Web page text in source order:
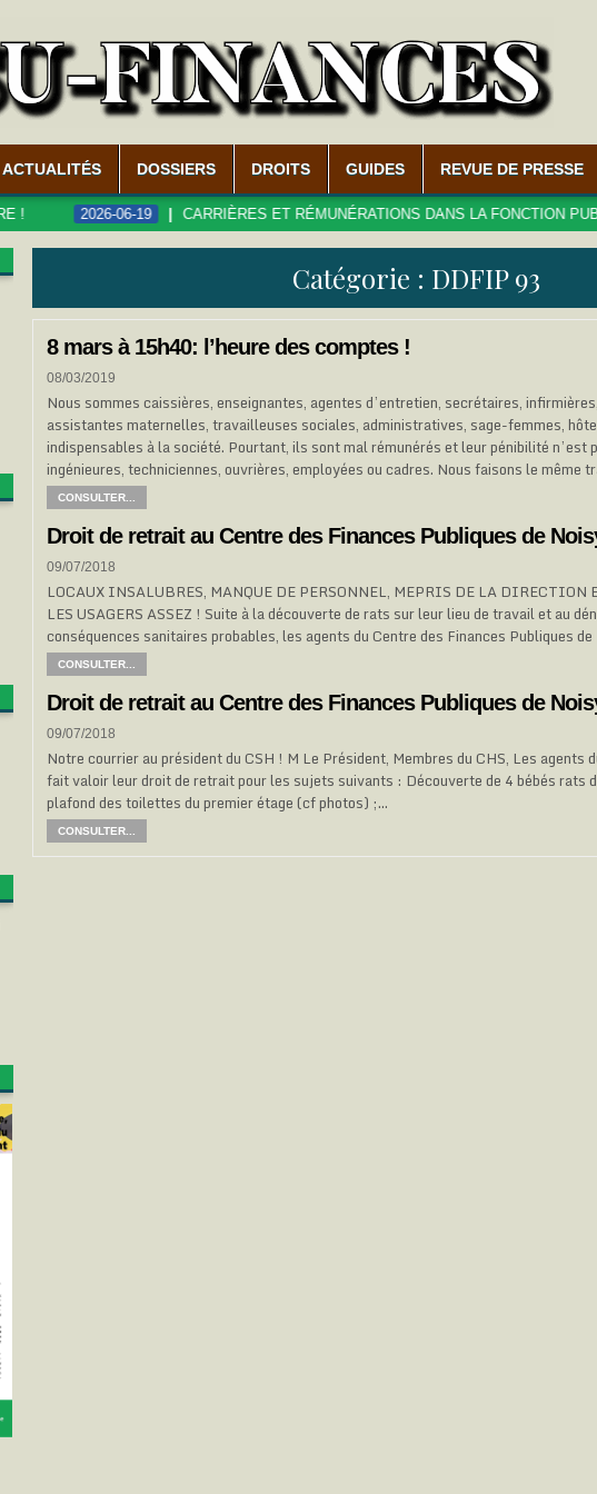
ACTUALITÉS DOSSIERS DROITS GUIDES REVUE DE PRESSE
2026-06-19 CARRIÈRES ET RÉMUNÉRATIONS DANS LA FONCTION
Catégorie : DDFIP 93
8 mars à 15h40: l’heure des comptes !
08/03/2019
Nous sommes caissières, enseignantes, agentes d’entretien, secrétaires,
assistantes maternelles, travailleuses sociales, administratives, sage-femmes,
indispensables à la société. Pourtant, ils sont mal rémunérés et leur pénibilité n’est
ingénieures, techniciennes, ouvrières, employées ou cadres. Nous faisons le même
CONSULTER...
Droit de retrait au Centre des Finances Publiques de
09/07/2018
LOCAUX INSALUBRES, MANQUE DE PERSONNEL, MEPRIS DE LA DIRECTION
LES USAGERS ASSEZ ! Suite à la découverte de rats sur leur lieu de travail et au
conséquences sanitaires probables, les agents du Centre des Finances Publiques
CONSULTER...
Droit de retrait au Centre des Finances Publiques de
09/07/2018
Notre courrier au président du CSH ! M Le Président, Membres du CHS, Les agents
fait valoir leur droit de retrait pour les sujets suivants : Découverte de 4 bébés rats
plafond des toilettes du premier étage (cf photos) ;…
CONSULTER...